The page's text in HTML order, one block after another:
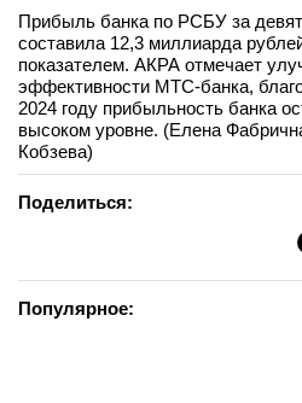
Прибыль банка по РСБУ за
составила 12,3 миллиарда
показателем. АКРА отмечает
эффективности МТС-банка,
2024 году прибыльность банка
высоком уровне. (Елена
Кобзева)
Поделиться:
Популярное: